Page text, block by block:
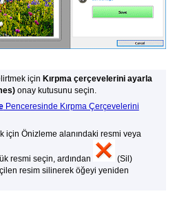
için Kırpma çerçevelerini ayarla
onay kutusunu seçin.
Penceresinde Kırpma Çerçevelerini
için Önizleme alanındaki resmi veya
resmi seçin, ardından
(Sil)
resim silinerek öğeyi yeniden